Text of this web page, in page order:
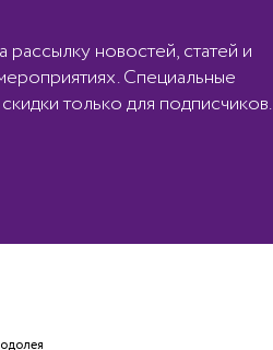
новостей, статей и
Специальные
только для подписчиков.